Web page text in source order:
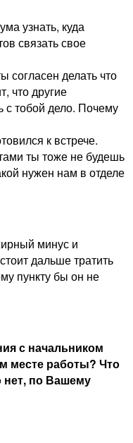
узнать, куда
связать свое
согласен делать что
что другие
с тобой дело. Почему
к встрече.
ты тоже не будешь
нужен нам в отделе
минус и
дальше тратить
пункту бы он не
с начальником
месте работы? Что
нет, по Вашему